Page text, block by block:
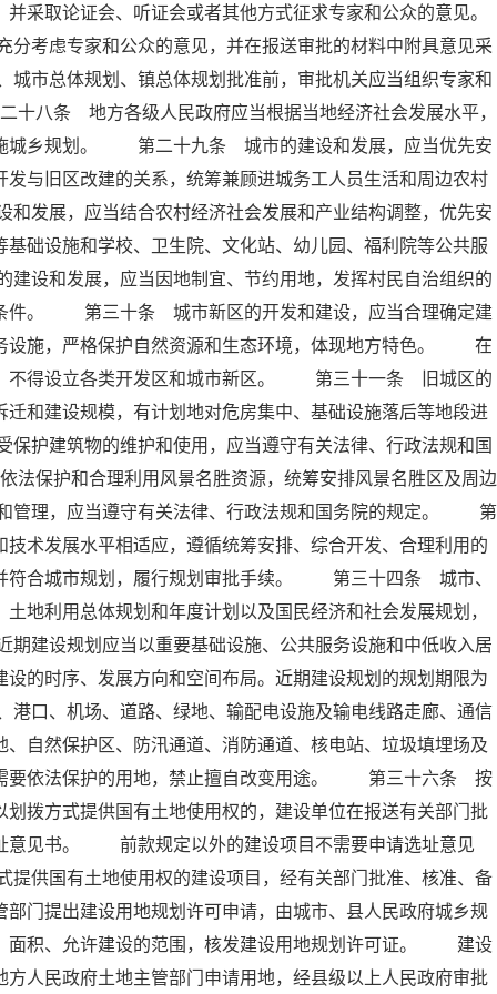
采取论证会、听证会或者其他方式征求专家和公众的意见。
虑专家和公众的意见，并在报送审批的材料中附具意见采
总体规划、镇总体规划批准前，审批机关应当组织专家和
条 地方各级人民政府应当根据当地经济社会发展水平，
城乡规划。 第二十九条 城市的建设和发展，应当优先安
与旧区改建的关系，统筹兼顾进城务工人员生活和周边农村
展，应当结合农村经济社会发展和产业结构调整，优先安
础设施和学校、卫生院、文化站、幼儿园、福利院等公共服
和发展，应当因地制宜、节约用地，发挥村民自治组织的
条件。 第三十条 城市新区的开发和建设，应当合理确定建
设施，严格保护自然资源和生态环境，体现地方特色。 在
不得设立各类开发区和城市新区。 第三十一条 旧城区的
和建设规模，有计划地对危房集中、基础设施落后等地段进
建筑物的维护和使用，应当遵守有关法律、行政法规和国
保护和合理利用风景名胜资源，统筹安排风景名胜区及周边
理，应当遵守有关法律、行政法规和国务院的规定。 第
术发展水平相适应，遵循统筹安排、综合开发、合理利用的
符合城市规划，履行规划审批手续。 第三十四条 城市、
地利用总体规划和年度计划以及国民经济和社会发展规划，
设规划应当以重要基础设施、公共服务设施和中低收入居
的时序、发展方向和空间布局。近期建设规划的规划期限为
、机场、道路、绿地、输配电设施及输电线路走廊、通信
自然保护区、防汛通道、消防通道、核电站、垃圾填埋场及
需要依法保护的用地，禁止擅自改变用途。 第三十六条 按
拨方式提供国有土地使用权的，建设单位在报送有关部门批
意见书。 前款规定以外的建设项目不需要申请选址意见
国有土地使用权的建设项目，经有关部门批准、核准、备
门提出建设用地规划许可申请，由城市、县人民政府城乡规
面积、允许建设的范围，核发建设用地规划许可证。 建设
人民政府土地主管部门申请用地，经县级以上人民政府审批